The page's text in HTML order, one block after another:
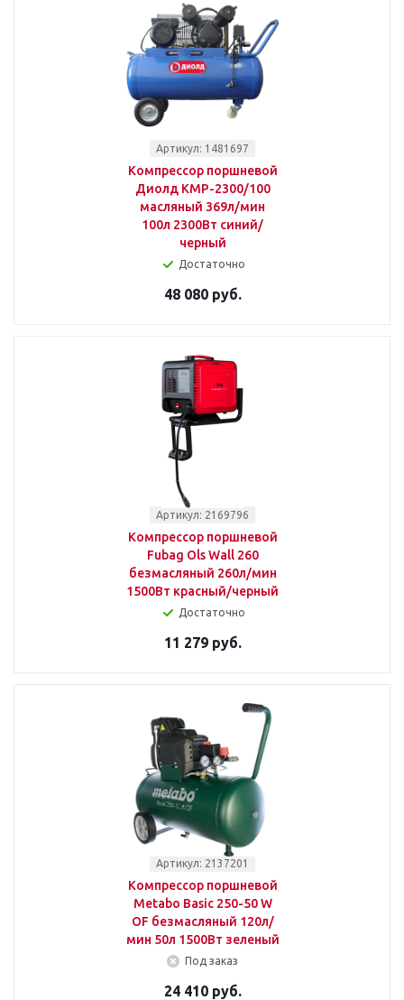
Артикул: 1481697
Компрессор поршневой
Диолд КМР-2300/100
масляный 369л/мин
100л 2300Вт синий/
черный
Достаточно
48 080 руб.
Артикул: 2169796
Компрессор поршневой
Fubag Ols Wall 260
безмасляный 260л/мин
1500Вт красный/черный
Достаточно
11 279 руб.
Артикул: 2137201
Компрессор поршневой
Metabo Basic 250-50 W
OF безмасляный 120л/
мин 50л 1500Вт зеленый
Под заказ
24 410 руб.